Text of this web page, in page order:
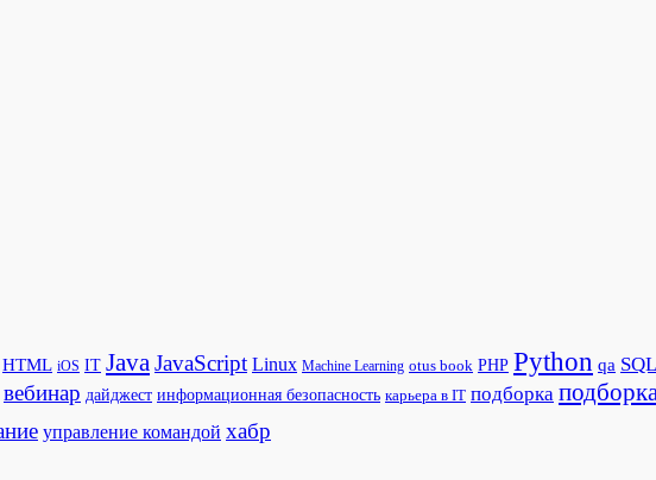
HTML iOS IT JavaJavaScript Linux Machine Learning otus book PHP Python qa SQL
вебинар дайджест информационная безопасность карьера в IT подборка
управление командой хабр